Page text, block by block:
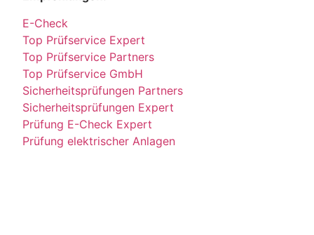
E-Check
Top Prüfservice Expert
Top Prüfservice Partners
Top Prüfservice GmbH
Sicherheitsprüfungen Partners
Sicherheitsprüfungen Expert
Prüfung E-Check Expert
Prüfung elektrischer Anlagen